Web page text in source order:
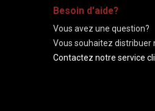
Besoin d'aide?
Vous avez une question?
Vous souhaitez distribuer
Contactez notre service